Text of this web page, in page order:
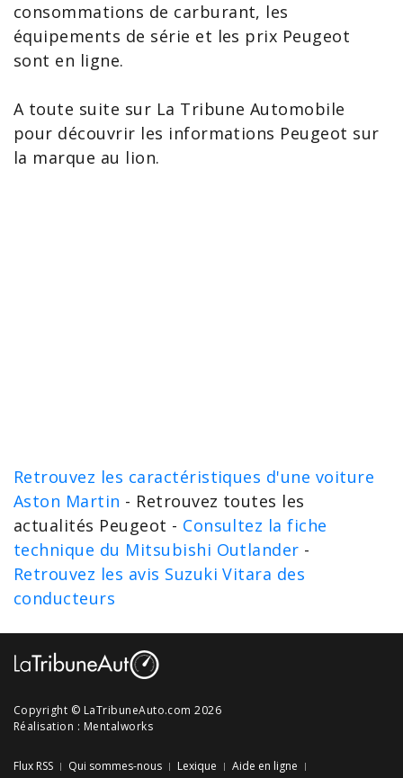
consommations de carburant, les
équipements de série et les prix Peugeot
sont en ligne.
A toute suite sur La Tribune Automobile
pour découvrir les informations Peugeot sur
la marque au lion.
Retrouvez les caractéristiques d'une voiture
Aston Martin - Retrouvez toutes les
actualités Peugeot - Consultez la fiche
technique du Mitsubishi Outlander -
Retrouvez les avis Suzuki Vitara des
conducteurs
Copyright © LaTribuneAuto.com 2026
Réalisation : Mentalworks
Flux RSS Qui sommes-nous Lexique
Aide en ligne